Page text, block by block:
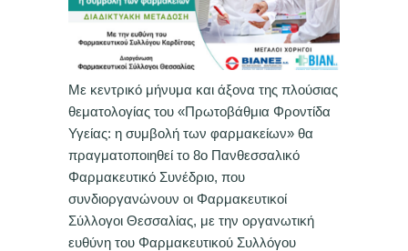
Με κεντρικό μήνυμα και άξονα της πλούσιας
θεματολογίας του «Πρωτοβάθμια Φροντίδα
Υγείας: η συμβολή των φαρμακείων» θα
πραγματοποιηθεί το 8ο Πανθεσσαλικό
Φαρμακευτικό Συνέδριο, που
συνδιοργανώνουν οι Φαρμακευτικοί
Σύλλογοι Θεσσαλίας, με την οργανωτική
ευθύνη του Φαρμακευτικού Συλλόγου